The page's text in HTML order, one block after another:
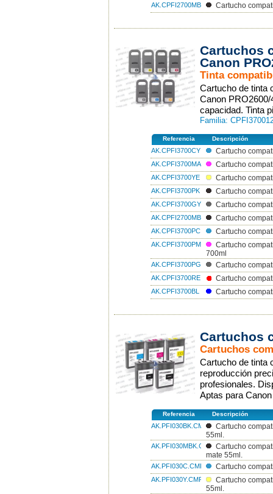
AK.CPFI2700MB Cartucho
Cartuchos
Canon
Tinta
Cartucho de tinta
Canon
capacidad. Tinta
Familia:
Referencia Descripción
AK.CPFI3700CY Cartucho
AK.CPFI3700MA Cartucho
AK.CPFI3700YE Cartucho
AK.CPFI3700PK Cartucho
AK.CPFI3700GY Cartucho
AK.CPFI2700MB Cartucho
AK.CPFI3700PC Cartucho
AK.CPFI3700PM
Cartucho
700ml
AK.CPFI3700PG Cartucho
AK.CPFI3700RE Cartucho
AK.CPFI3700BL Cartucho
Cartuchos
Cartuchos
Cartucho de tinta
reproducción
profesionales.
Aptas para
Referencia Descripción
AK.PFI030BK.CMP
Cartucho
55ml.
AK.PFI030MBK.CMP Cartucho
mate 55ml.
AK.PFI030C.CMP Cartucho
AK.PFI030Y.CMP
Cartucho
55ml.